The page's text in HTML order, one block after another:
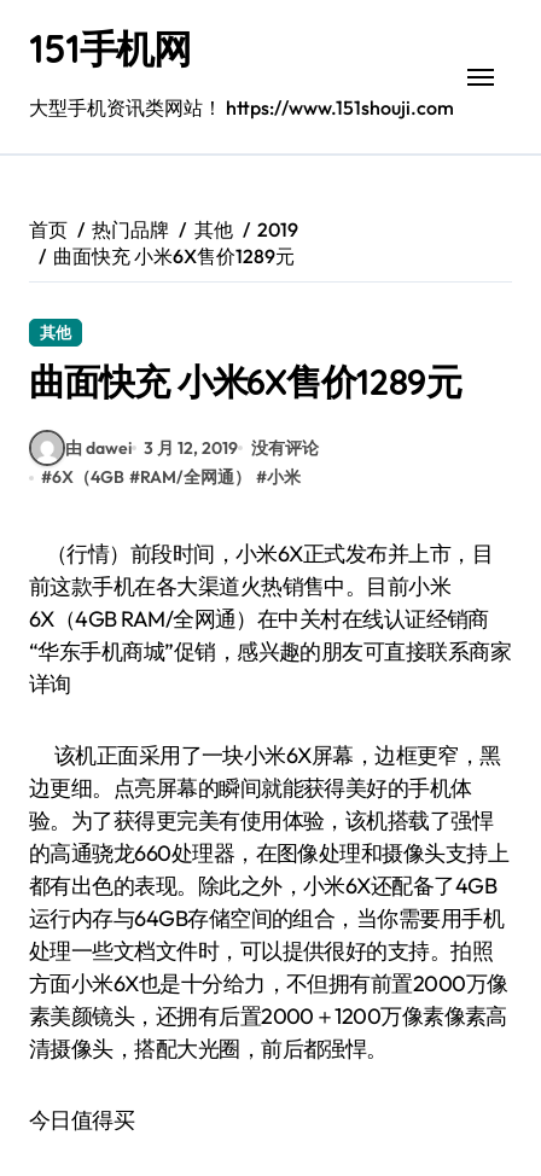
151手机网
大型手机资讯类网站！ https://www.151shouji.com
首页 热门品牌 其他
2019
曲面快充 小米6X售价1289元
其他
曲面快充 小米6X售价1289元
由 dawei 3 月 12, 2019 没有评论
#6X（4GB #RAM/全网通） #小米
（行情）前段时间，小米6X正式发布并上市，目
前这款手机在各大渠道火热销售中。目前小米
6X（4GB RAM/全网通）在中关村在线认证经销商
“华东手机商城”促销，感兴趣的朋友可直接联系商家
详询
该机正面采用了一块小米6X屏幕，边框更窄，黑
边更细。点亮屏幕的瞬间就能获得美好的手机体
验。为了获得更完美有使用体验，该机搭载了强悍
的高通骁龙660处理器，在图像处理和摄像头支持上
都有出色的表现。除此之外，小米6X还配备了4GB
运行内存与64GB存储空间的组合，当你需要用手机
处理一些文档文件时，可以提供很好的支持。拍照
方面小米6X也是十分给力，不但拥有前置2000万像
素美颜镜头，还拥有后置2000＋1200万像素像素高
清摄像头，搭配大光圈，前后都强悍。
今日值得买